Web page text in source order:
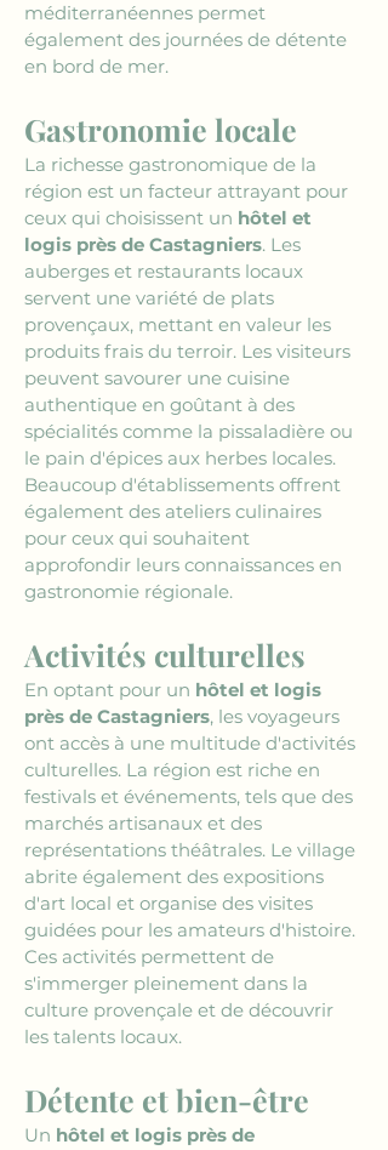
méditerranéennes permet
également des journées de détente
en bord de mer.
Gastronomie locale
La richesse gastronomique de la
région est un facteur attrayant pour
ceux qui choisissent un hôtel et
logis près de Castagniers. Les
auberges et restaurants locaux
servent une variété de plats
provençaux, mettant en valeur les
produits frais du terroir. Les visiteurs
peuvent savourer une cuisine
authentique en goûtant à des
spécialités comme la pissaladière ou
le pain d'épices aux herbes locales.
Beaucoup d'établissements offrent
également des ateliers culinaires
pour ceux qui souhaitent
approfondir leurs connaissances en
gastronomie régionale.
Activités culturelles
En optant pour un hôtel et logis
près de Castagniers, les voyageurs
ont accès à une multitude d'activités
culturelles. La région est riche en
festivals et événements, tels que des
marchés artisanaux et des
représentations théâtrales. Le village
abrite également des expositions
d'art local et organise des visites
guidées pour les amateurs d'histoire.
Ces activités permettent de
s'immerger pleinement dans la
culture provençale et de découvrir
les talents locaux.
Détente et bien-être
Un hôtel et logis près de